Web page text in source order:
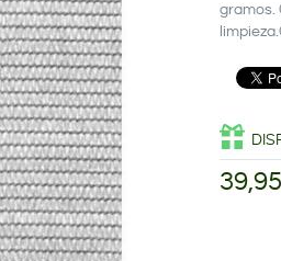
gramos.